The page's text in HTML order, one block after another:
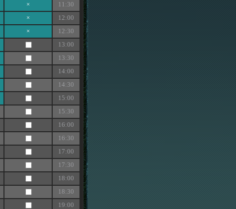
×
11:30
×
12:00
×
12:30
13:00
13:30
14:00
14:30
15:00
15:30
16:00
16:30
17:00
17:30
18:00
18:30
19:00